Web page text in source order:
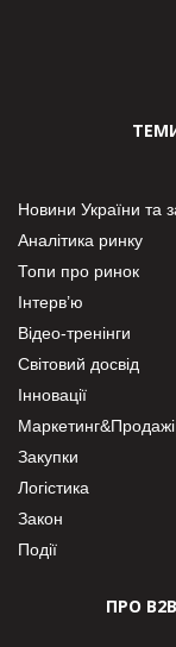
Новини України та
Аналітика ринку
Топи про ринок
Інтерв’ю
Відео-тренінги
Світовий досвід
Інновації
Маркетинг&Продажі
Закупки
Логістика
Закон
Події
ПРО